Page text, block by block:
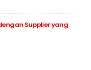
Supplier yang